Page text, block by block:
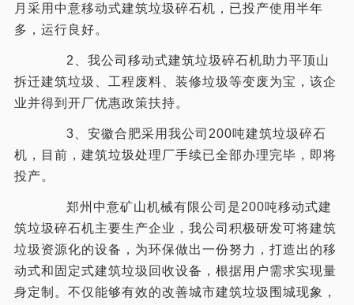
月采用中意移动式建筑垃圾碎石机，已投产使用半年
多，运行良好。
2、我公司移动式建筑垃圾碎石机助力平顶山
拆迁建筑垃圾、工程废料、装修垃圾等变废为宝，该企
业并得到开厂优惠政策扶持。
3、安徽合肥采用我公司200吨建筑垃圾碎石
机，目前，建筑垃圾处理厂手续已全部办理完毕，即将
投产。
郑州中意矿山机械有限公司是200吨移动式建
筑垃圾碎石机主要生产企业，我公司积极研发可将建筑
垃圾资源化的设备，为环保做出一份努力，打造出的移
动式和固定式建筑垃圾回收设备，根据用户需求实现量
身定制。不仅能够有效的改善城市建筑垃圾围城现象，